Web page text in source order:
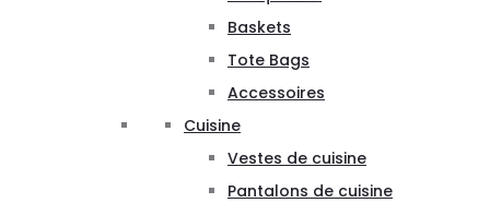
Baskets
Tote Bags
Accessoires
Cuisine
Vestes de cuisine
Pantalons de cuisine